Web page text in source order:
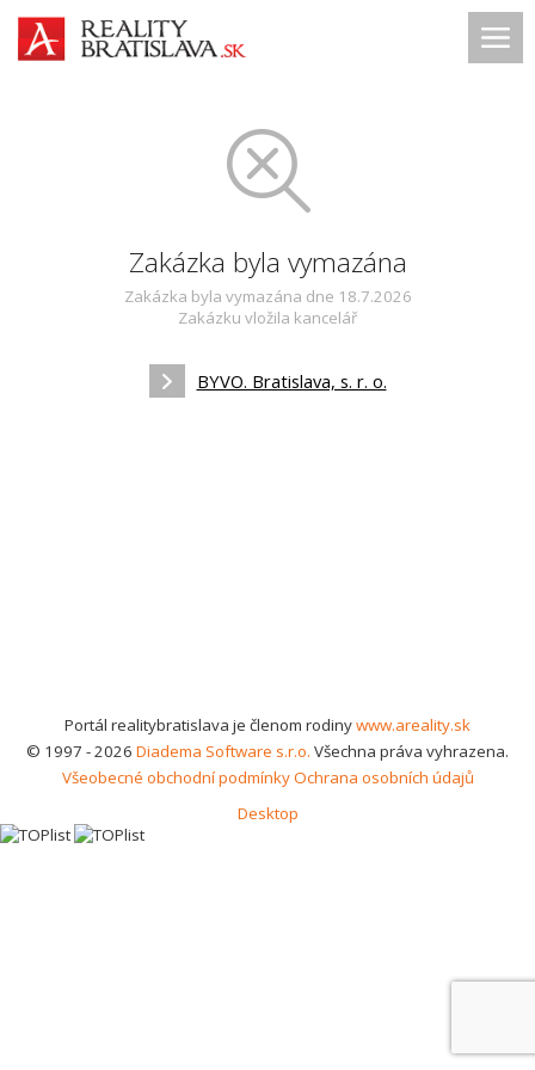
Zakázka byla vymazána
Zakázka byla vymazána dne 18.7.2026
Zakázku vložila kancelář
BYVO. Bratislava, s. r. o.
Portál realitybratislava je členom rodinywww.areality.sk
© 1997 - 2026 Diadema Software s.r.o. Všechna práva vyhrazena.
Všeobecné obchodní podmínkyOchrana osobních údajů
Desktop